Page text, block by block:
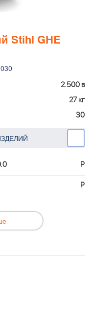
Stihl GHE
2.500 в
27 кг
30
Р
Р